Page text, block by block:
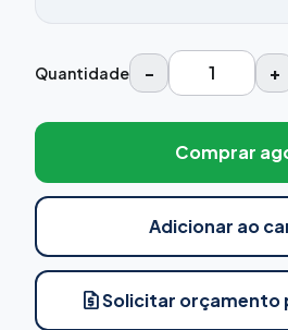
Quantidade − +
Comprar
Adicionar ao
request_quoteSolicitar orçamento